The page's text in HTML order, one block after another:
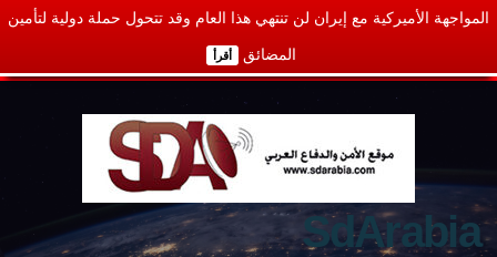
المواجهة الأميركية مع إيران لن تنتهي هذا العام وقد تتحول حملة دولية لتأمين
المضائق أقرأ
SdArabia